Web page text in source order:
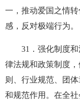
一，推动爱国之情
感，反对极端行为。
31 ．强化制度
律法规和政策制度
则、行业规范、团
和规范作用。在全